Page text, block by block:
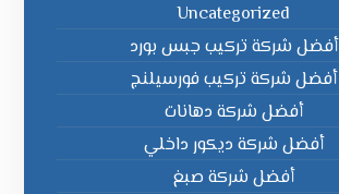
Uncategorized
أفضل شركة تركيب جبس بورد
أفضل شركة تركيب فورسيلنج
أفضل شركة دهانات
أفضل شركة ديكور داخلي
أفضل شركة صبغ